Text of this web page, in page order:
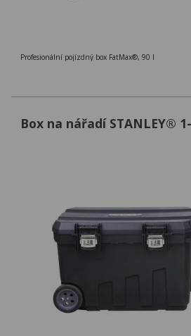
Profesionální pojízdný box FatMax®, 90 l
Box na nářadí STANLEY®